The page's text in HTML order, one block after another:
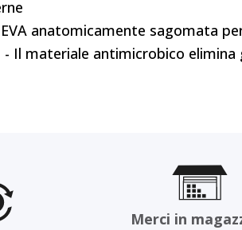
anatomicamente sagomata
- Il materiale antimicrobico
Merci in